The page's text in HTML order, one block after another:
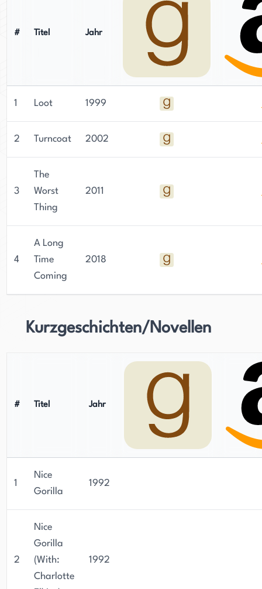
# Titel Jahr
1 Loot 1999
2 Turncoat 2002
3
The
Worst
Thing
2011
4
A Long
Time
Coming
2018
Kurzgeschichten/Novellen
# Titel Jahr
1
Nice
Gorilla
1992
2
Nice
Gorilla
(With:
Charlotte
1992